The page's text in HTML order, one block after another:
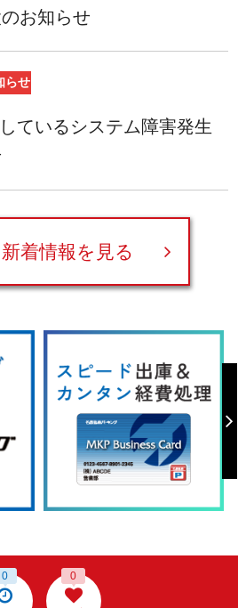
お知らせ
らせ
ているシステム障害発生
着情報を見る
0 0